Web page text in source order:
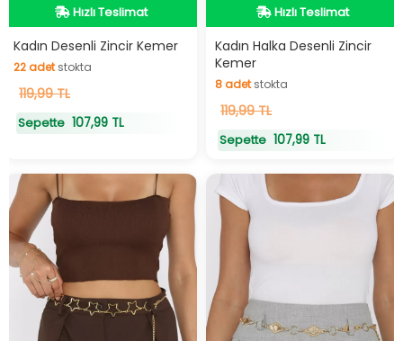
Hızlı Teslimat
Hızlı Teslimat
Kadın Desenli Zincir Kemer
22adetstokta
22adetstokta
119,99 TL
Sepette 107,99 TL
Hızlı Teslimat
Hızlı Teslimat
Kadın Halka Desenli Zincir
Kemer
8adetstokta
8adetstokta
119,99 TL
Sepette 107,99 TL